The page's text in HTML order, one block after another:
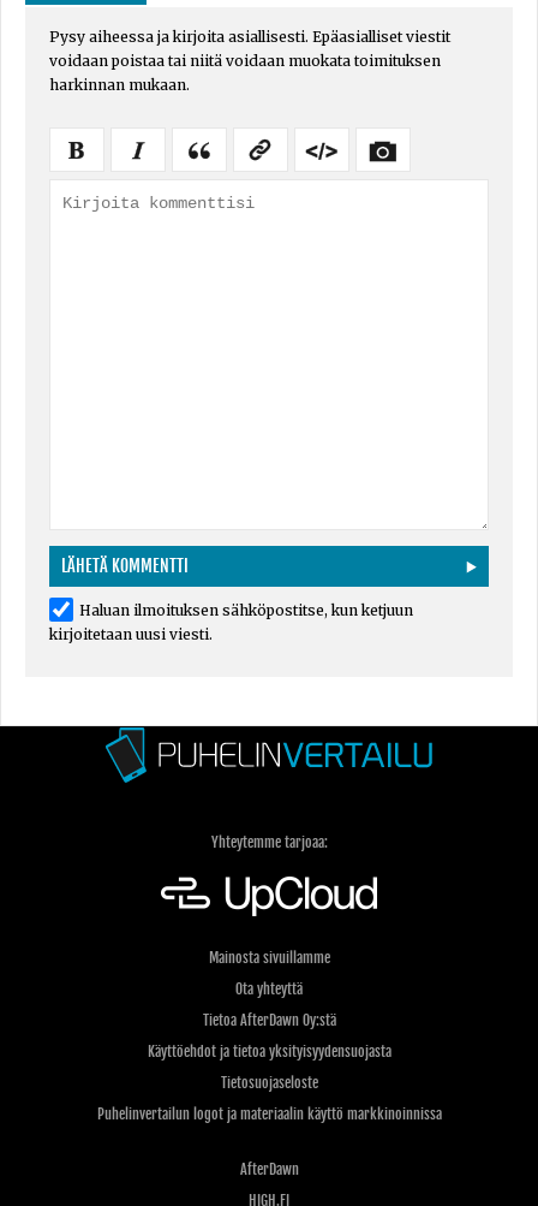
Pysy aiheessa ja kirjoita asiallisesti. Epäasialliset viestit
voidaan poistaa tai niitä voidaan muokata toimituksen
harkinnan mukaan.
Haluan ilmoituksen sähköpostitse, kun ketjuun
kirjoitetaan uusi viesti.
Yhteytemme tarjoaa:
Mainosta sivuillamme
Ota yhteyttä
Tietoa AfterDawn Oy:stä
Käyttöehdot ja tietoa yksityisyydensuojasta
Tietosuojaseloste
Puhelinvertailun logot ja materiaalin käyttö markkinoinnissa
AfterDawn
HIGH.FI